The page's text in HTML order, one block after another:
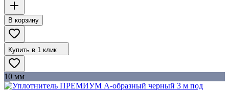
В корзину
Купить в 1 клик
10 мм